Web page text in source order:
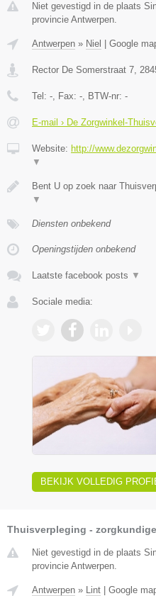
Niet gevestigd in de plaats
provincie Antwerpen.
Antwerpen » Niel Google
Rector De Somerstraat 7,
Tel: -, Fax: -, BTW-nr: -
E-mail › De Zorgwinkel-
Website: http://
▼
Bent U op zoek naar
▼
Diensten onbekend
Openingstijden onbekend
Laatste facebook posts ▼
Sociale media:
BEKIJK VOLLEDIG
Thuisverpleging -
Niet gevestigd in de plaats
provincie Antwerpen.
Antwerpen » Lint Google